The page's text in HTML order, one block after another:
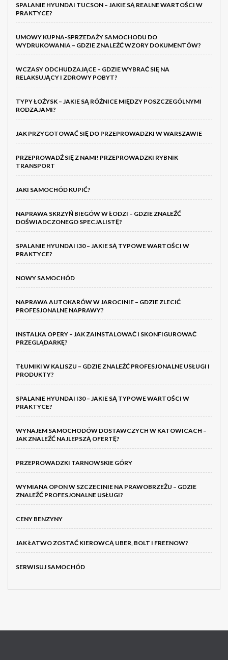
SPALANIE HYUNDAI TUCSON – JAKIE SĄ REALNE WARTOŚCI W
PRAKTYCE?
UMOWY KUPNA-SPRZEDAŻY SAMOCHODU DO
WYDRUKOWANIA – GDZIE ZNALEŹĆ WZORY DOKUMENTÓW?
WCZASY ODCHUDZAJĄCE – GDZIE WYBRAĆ SIĘ NA
RELAKSUJĄCY I ZDROWY POBYT?
TYPY ŁOŻYSK – JAKIE SĄ RÓŻNICE MIĘDZY POSZCZEGÓLNYMI
RODZAJAMI?
JAK PRZYGOTOWAĆ SIĘ DO PRZEPROWADZKI W WARSZAWIE
PRZEPROWADŹ SIĘ Z NAMI! PRZEPROWADZKI RYBNIK
TRANSPORT
JAKI SAMOCHÓD KUPIĆ?
NAPRAWA SKRZYŃ BIEGÓW W ŁODZI – GDZIE ZNALEŹĆ
DOŚWIADCZONEGO SPECJALISTĘ?
SPALANIE HYUNDAI I30 – JAKIE SĄ TYPOWE WARTOŚCI W
PRAKTYCE?
NOWY SAMOCHÓD
NAPRAWA AUTOKARÓW W JAROCINIE – GDZIE ZLECIĆ
PROFESJONALNE NAPRAWY?
INSTALKA OPERY – JAK ZAINSTALOWAĆ I SKONFIGUROWAĆ
PRZEGLĄDARKĘ?
TŁUMIKI W KALISZU – GDZIE ZNALEŹĆ PROFESJONALNE USŁUGI I
PRODUKTY?
SPALANIE HYUNDAI I30 – JAKIE SĄ TYPOWE WARTOŚCI W
PRAKTYCE?
WYNAJEM SAMOCHODÓW DOSTAWCZYCH W KATOWICACH –
JAK ZNALEŹĆ NAJLEPSZĄ OFERTĘ?
PRZEPROWADZKI TARNOWSKIE GÓRY
WYMIANA OPON W SZCZECINIE NA PRAWOBRZEŻU – GDZIE
ZNALEŹĆ PROFESJONALNE USŁUGI?
CENY BENZYNY
JAK ŁATWO ZOSTAĆ KIEROWCĄ UBER, BOLT I FREENOW?
SERWISUJ SAMOCHÓD